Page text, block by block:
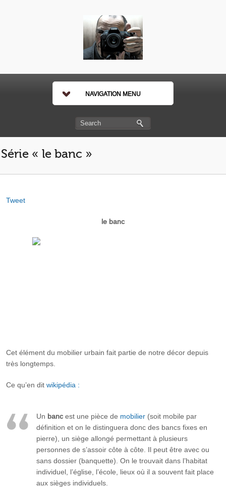
NAVIGATION MENU
Série « le banc »
Tweet
le banc
Cet élément du mobilier urbain fait partie de notre décor depuis
très longtemps.
Ce qu’en ditwikipédia :
Un banc est une pièce de mobilier (soit mobile par
définition et on le distinguera donc des bancs fixes en
pierre), un siège allongé permettant à plusieurs
personnes de s’assoir côte à côte. Il peut être avec ou
sans dossier (banquette). On le trouvait dans l’habitat
individuel, l’église, l’école, lieux où il a souvent fait place
aux sièges individuels.